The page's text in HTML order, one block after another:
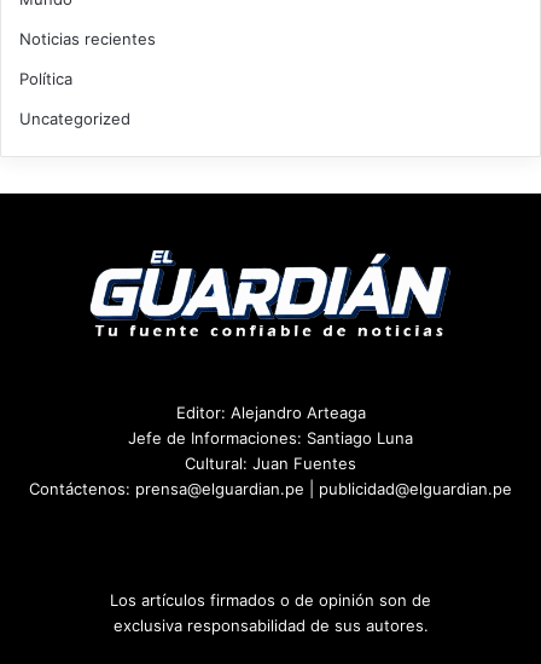
Noticias recientes
Política
Uncategorized
Editor: Alejandro Arteaga
Jefe de Informaciones: Santiago Luna
Cultural: Juan Fuentes
Contáctenos: prensa@elguardian.pe | publicidad@elguardian.pe
Los artículos firmados o de opinión son de
exclusiva responsabilidad de sus autores.